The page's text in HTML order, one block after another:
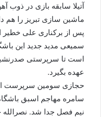
آتیلا سابقه بازی در ذوب
ماشین سازی تبریز را هم
پس از برکناری علی خطیر
سمیعی مدید جدید این
است تا سرپرستی صدرنشین
عهده بگیرد.
حجازی سومین سرپرست
سامره مهاجم اسبق باشگاه
نیم فصل جدا شد.